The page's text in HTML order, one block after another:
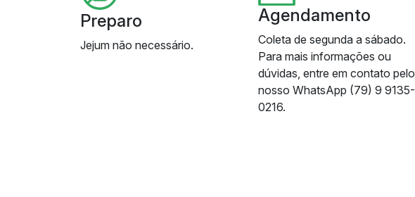
Preparo
Jejum não necessário.
Agendamento
Coleta de segunda a sábado.
Para mais informações ou
dúvidas, entre em contato pelo
nosso WhatsApp (79) 9 9135-
0216.